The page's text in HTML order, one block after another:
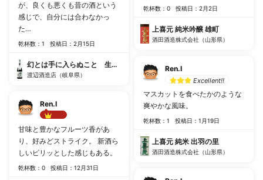
が、良くも悪くも昔の酒という
感じで、自分には合わなかっ
た…
乾杯数：1 投稿日：2月15日
幻とは手に入らぬこと 生原酒
渡辺酒造店（岐阜県）
Ren.I
甘味と豊かなフルーツ香があ
り、好みどストライク。 新酒ら
しいピリッとした感じもある。
乾杯数：0 投稿日：12月31日
乾杯数：0 投稿日：2月2日
上喜元 純米吟醸 雄町
酒田酒造株式会社（山形県）
Ren.I
Excellent!!
マスカットを食べたかのような
爽やかな風味。
乾杯数：1 投稿日：1月19日
上喜元 純米 出羽の里
酒田酒造株式会社（山形県）